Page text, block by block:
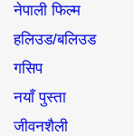
नेपाली फिल्म
हलिउड/बलिउड
गसिप
नयाँ पुस्ता
जीवनशैली